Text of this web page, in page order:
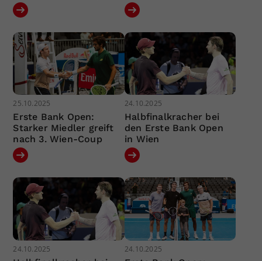
25.10.2025
Erste Bank Open:
Starker Miedler greift
nach 3. Wien-Coup
24.10.2025
Halbfinalkracher bei
den Erste Bank Open
in Wien
24.10.2025 24.10.2025